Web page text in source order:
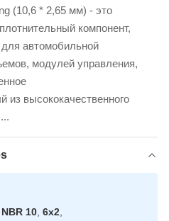
(10,6 * 2,65 мм) - это
компонент,
автомобильной
модулей управления,
из высококачественного
10, 6x2,